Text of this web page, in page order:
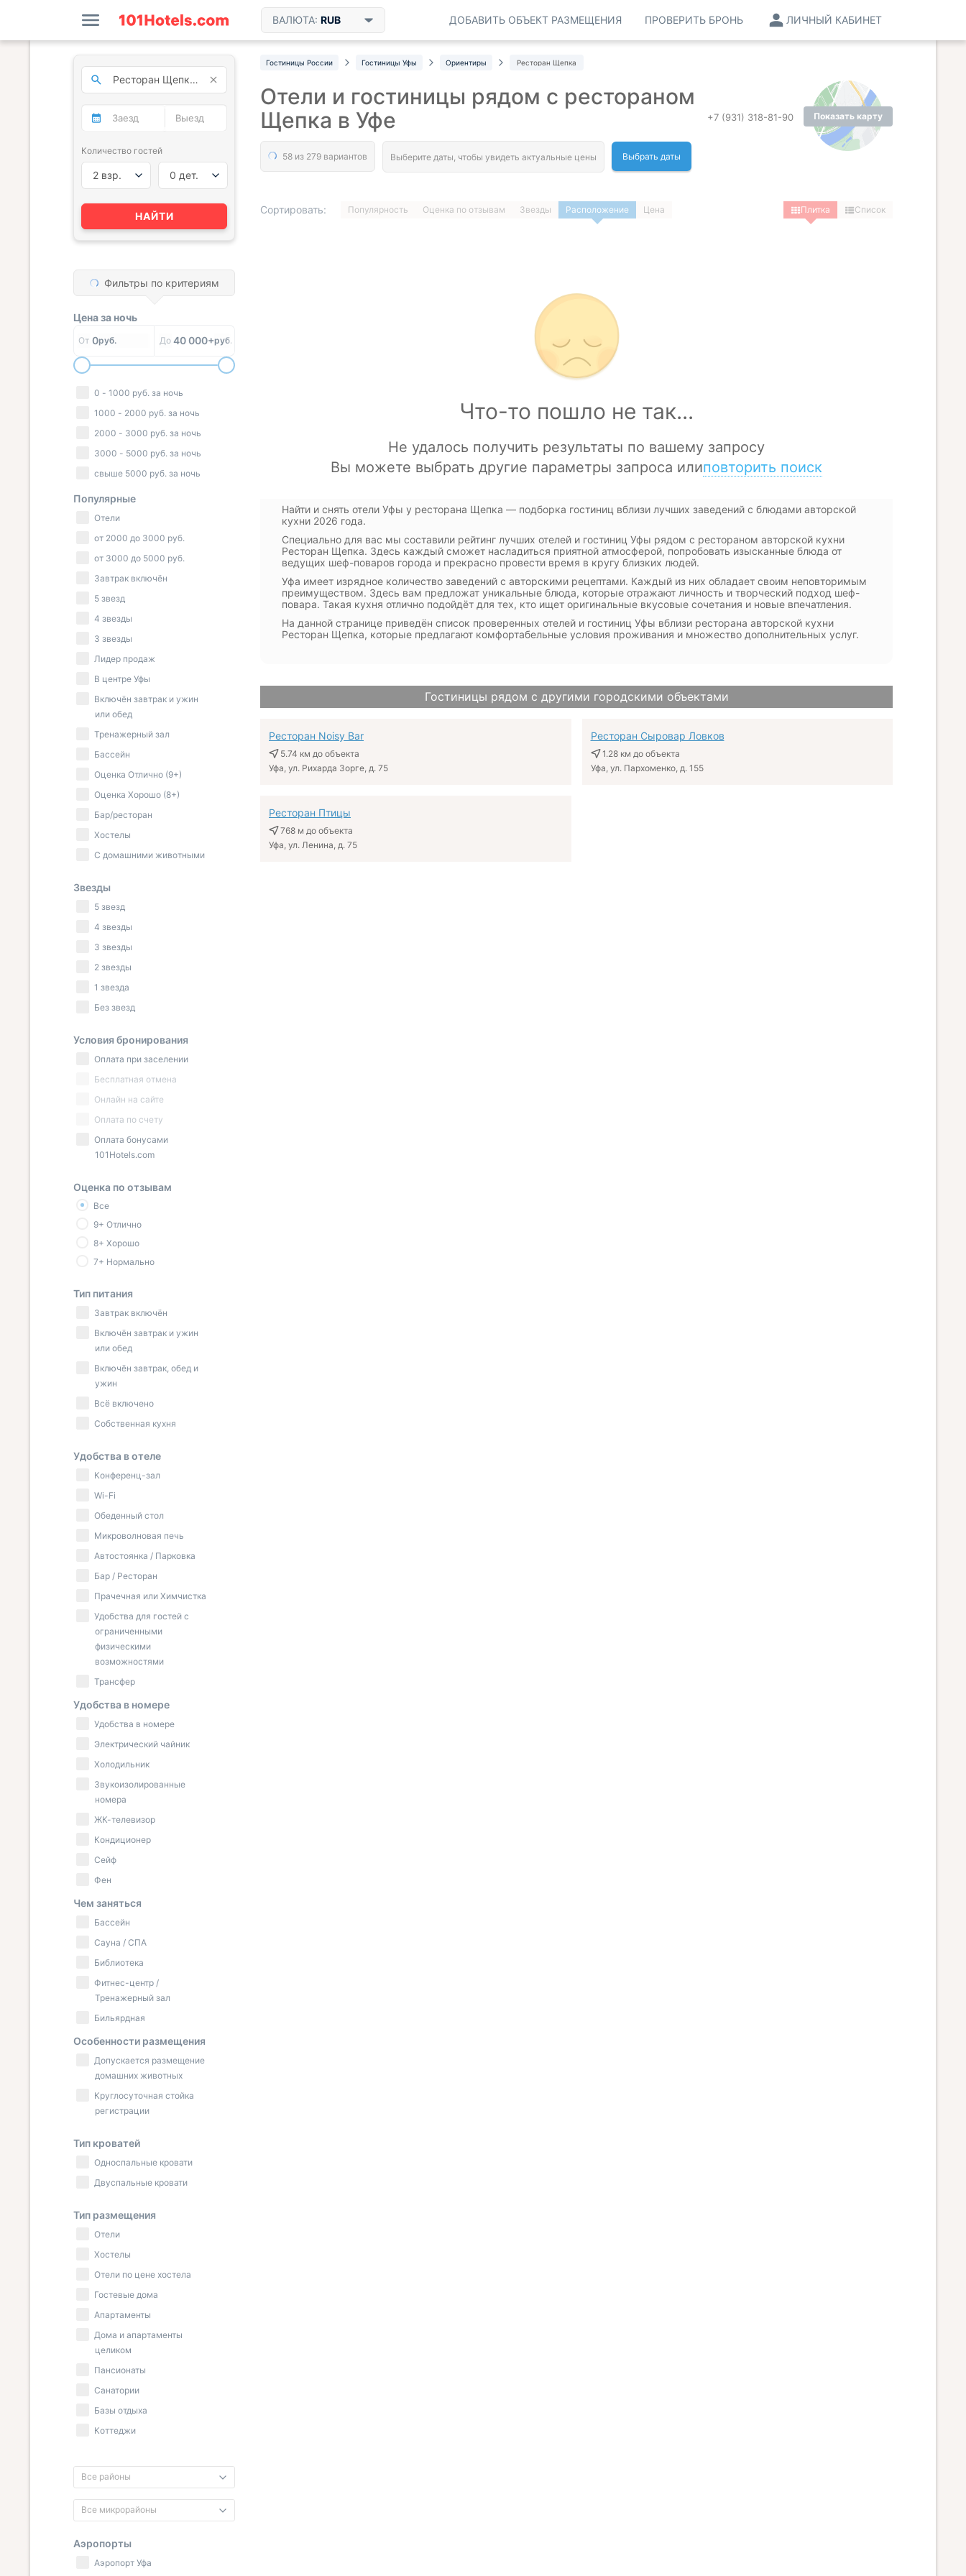
ВАЛЮТА: RUB ЛИЧНЫЙ КАБИНЕТ
ПРОВЕРИТЬ БРОНЬ
ДОБАВИТЬ ОБЪЕКТ РАЗМЕЩЕНИЯ
Гостиницы России Гостиницы Уфы Ориентиры Ресторан Щепка
Показать карту
+7 (931) 318-81-90
Отели и гостиницы рядом с рестораном
Щепка в Уфе
Выбрать даты
Сортировать: Популярность Оценка по отзывам Звезды Расположение Цена Плитка Список
Найти и снять отели Уфы у ресторана Щепка — подборка гостиниц вблизи лучших заведений с блюдами авторской
кухни 2026 года.
Специально для вас мы составили рейтинг лучших отелей и гостиниц Уфы рядом с рестораном авторской кухни
Ресторан Щепка. Здесь каждый сможет насладиться приятной атмосферой, попробовать изысканные блюда от
ведущих шеф-поваров города и прекрасно провести время в кругу близких людей.
Уфа имеет изрядное количество заведений с авторскими рецептами. Каждый из них обладает своим неповторимым
преимуществом. Здесь вам предложат уникальные блюда, которые отражают личность и творческий подход шеф-
повара. Такая кухня отлично подойдёт для тех, кто ищет оригинальные вкусовые сочетания и новые впечатления.
На данной странице приведён список проверенных отелей и гостиниц Уфы вблизи ресторана авторской кухни
Ресторан Щепка, которые предлагают комфортабельные условия проживания и множество дополнительных услуг.
Гостиницы рядом с другими городскими объектами
Ресторан Noisy Bar
5.74 км до объекта
Уфа, ул. Рихарда Зорге, д. 75
Ресторан Сыровар Ловков
1.28 км до объекта
Уфа, ул. Пархоменко, д. 155
Ресторан Птицы
768 м до объекта
Уфа, ул. Ленина, д. 75
Количество гостей
2 взр. 0 дет.
НАЙТИ
Фильтры по критериям
Цена за ночь
От 0руб. До 40 000+руб.
0 - 1000 руб. за ночь
1000 - 2000 руб. за ночь
2000 - 3000 руб. за ночь
3000 - 5000 руб. за ночь
свыше 5000 руб. за ночь
Популярные
Отели
от 2000 до 3000 руб.
от 3000 до 5000 руб.
Завтрак включён
5 звезд
4 звезды
3 звезды
Лидер продаж
В центре Уфы
Включён завтрак и ужин
или обед
Тренажерный зал
Бассейн
Оценка Отлично (9+)
Оценка Хорошо (8+)
Бар/ресторан
Хостелы
С домашними животными
Звезды
5 звезд
4 звезды
3 звезды
2 звезды
1 звезда
Без звезд
Условия бронирования
Оплата при заселении
Бесплатная отмена
Онлайн на сайте
Оплата по счету
Оплата бонусами
101Hotels.com
Оценка по отзывам
Все
9+ Отлично
8+ Хорошо
7+ Нормально
Тип питания
Завтрак включён
Включён завтрак и ужин
или обед
Включён завтрак, обед и
ужин
Всё включено
Собственная кухня
Удобства в отеле
Конференц-зал
Wi-Fi
Обеденный стол
Микроволновая печь
Автостоянка / Парковка
Бар / Ресторан
Прачечная или Химчистка
Удобства для гостей с
ограниченными
физическими
возможностями
Трансфер
Удобства в номере
Удобства в номере
Электрический чайник
Холодильник
Звукоизолированные
номера
ЖК-телевизор
Кондиционер
Сейф
Фен
Чем заняться
Бассейн
Сауна / СПА
Библиотека
Фитнес-центр /
Тренажерный зал
Бильярдная
Особенности размещения
Допускается размещение
домашних животных
Круглосуточная стойка
регистрации
Тип кроватей
Односпальные кровати
Двуспальные кровати
Тип размещения
Отели
Хостелы
Отели по цене хостела
Гостевые дома
Апартаменты
Дома и апартаменты
целиком
Пансионаты
Санатории
Базы отдыха
Коттеджи
Все районы
Все микрорайоны
Аэропорты
Аэропорт Уфа